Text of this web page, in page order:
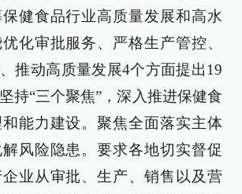
保健食品行业高质量发展和高水
化审批服务、严格生产管控、
推动高质量发展4个方面提出19
持“三个聚焦”，深入推进保健食
能力建设。聚焦全面落实主体
风险隐患。要求各地切实督促
业从审批、生产、销售以及营